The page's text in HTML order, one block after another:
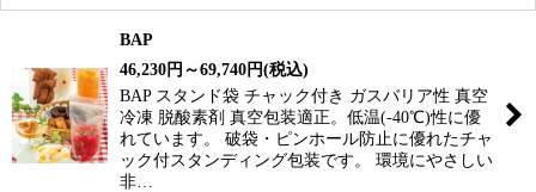
BAP
46,230円 ～69,740円(税込)
BAP スタンド袋 チャック付き ガスバリア性 真空
冷凍 脱酸素剤 真空包装適正。低温(-40℃)性に優
れています。 破袋・ピンホール防止に優れたチャ
ック付スタンディング包装です。 環境にやさしい
非…